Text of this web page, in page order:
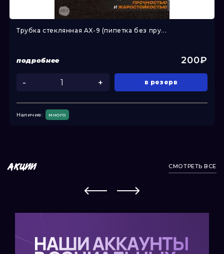
Трубка стеклянная AX-9 (пипетка без пру...
подробнее 200₽
- + в резерв
Наличие: много
АКЦИИ СМОТРЕТЬ ВСЕ